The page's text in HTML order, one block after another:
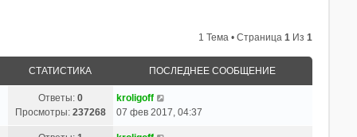
1 Тема • Страница1 Из1
СТАТИСТИКА ПОСЛЕДНЕЕ СООБЩЕНИЕ
Ответы: 0
Просмотры: 237268
П
о
kroligoff
07 фев 2017, 04:37